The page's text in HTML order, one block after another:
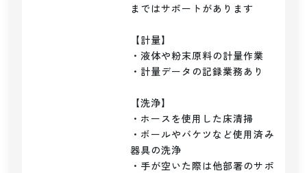
まではサポートがあります
【計量】
・液体や粉末原料の計量作業
・計量データの記録業務あり
【洗浄】
・ホースを使用した床清掃
・ボールやバケツなど使用済み
器具の洗浄
・手が空いた際は他部署のサポ